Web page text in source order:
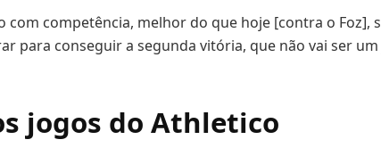
competência, melhor do que hoje [contra o Foz],
para conseguir a segunda vitória, que não vai ser
jogos do Athletico